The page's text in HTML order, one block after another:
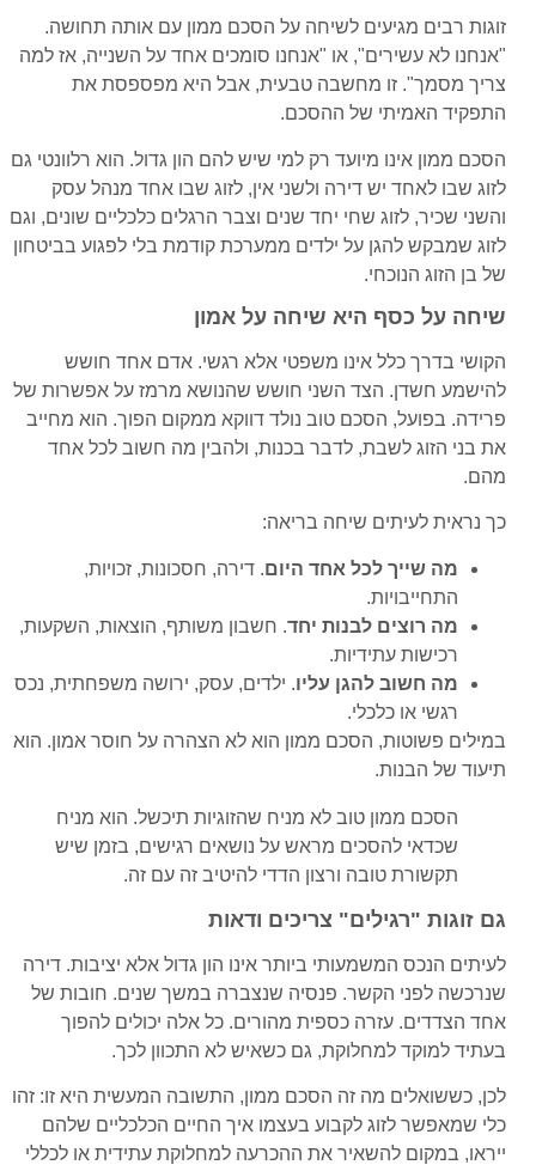
זוגות רבים מגיעים לשיחה על הסכם ממון עם אותה תחושה.
"אנחנו לא עשירים", או "אנחנו סומכים אחד על השנייה, אז למה
צריך מסמך". זו מחשבה טבעית, אבל היא מפספסת את
התפקיד האמיתי של ההסכם.
הסכם ממון אינו מיועד רק למי שיש להם הון גדול. הוא רלוונטי גם
לזוג שבו לאחד יש דירה ולשני אין, לזוג שבו אחד מנהל עסק
והשני שכיר, לזוג שחי יחד שנים וצבר הרגלים כלכליים שונים, וגם
לזוג שמבקש להגן על ילדים ממערכת קודמת בלי לפגוע בביטחון
של בן הזוג הנוכחי.
שיחה על כסף היא שיחה על אמון
הקושי בדרך כלל אינו משפטי אלא רגשי. אדם אחד חושש
להישמע חשדן. הצד השני חושש שהנושא מרמז על אפשרות של
פרידה. בפועל, הסכם טוב נולד דווקא ממקום הפוך. הוא מחייב
את בני הזוג לשבת, לדבר בכנות, ולהבין מה חשוב לכל אחד
מהם.
כך נראית לעיתים שיחה בריאה:
מה שייך לכל אחד היום. דירה, חסכונות, זכויות,
התחייבויות.
מה רוצים לבנות יחד. חשבון משותף, הוצאות, השקעות,
רכישות עתידיות.
מה חשוב להגן עליו. ילדים, עסק, ירושה משפחתית, נכס
רגשי או כלכלי.
במילים פשוטות, הסכם ממון הוא לא הצהרה על חוסר אמון. הוא
תיעוד של הבנות.
הסכם ממון טוב לא מניח שהזוגיות תיכשל. הוא מניח
שכדאי להסכים מראש על נושאים רגישים, בזמן שיש
תקשורת טובה ורצון הדדי להיטיב זה עם זה.
גם זוגות "רגילים" צריכים ודאות
לעיתים הנכס המשמעותי ביותר אינו הון גדול אלא יציבות. דירה
שנרכשה לפני הקשר. פנסיה שנצברה במשך שנים. חובות של
אחד הצדדים. עזרה כספית מהורים. כל אלה יכולים להפוך
בעתיד למוקד למחלוקת, גם כשאיש לא התכוון לכך.
לכן, כששואלים מה זה הסכם ממון, התשובה המעשית היא זו: זהו
כלי שמאפשר לזוג לקבוע בעצמו איך החיים הכלכליים שלהם
ייראו, במקום להשאיר את ההכרעה למחלוקת עתידית או לכללי